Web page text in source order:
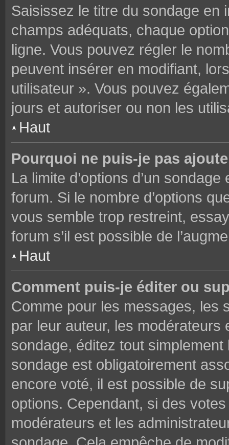
Saisissez le titre du sondage en
champs adéquats, chaque
ligne. Vous pouvez régler le
peuvent insérer en modifiant,
utilisateur ». Vous pouvez
jours et autoriser ou non les
Haut
Pourquoi ne puis-je pas
La limite d’options d’un
forum. Si le nombre d’options
vous semble trop restreint,
forum s’il est possible de
Haut
Comment puis-je éditer ou
Comme pour les messages, les
par leur auteur, les
sondage, éditez tout
sondage est obligatoirement
encore voté, il est possible de
options. Cependant, si des
modérateurs et les